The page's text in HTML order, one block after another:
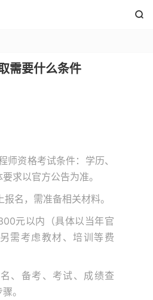

需要什么条件
师资格考试条件：学历、
求以官方公告为准。
名，需准备相关材料。
元以内（具体以当年官
需考虑教材、培训等费
、备考、考试、成绩查
。